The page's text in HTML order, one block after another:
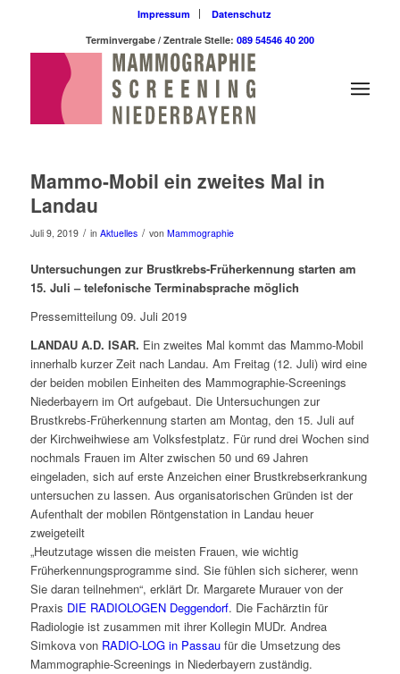
Impressum
Datenschutz
Terminvergabe / Zentrale Stelle: 089 54546 40 200
Mammo-Mobil ein zweites Mal in
Landau
Juli 9, 2019 / in Aktuelles / von Mammographie
Untersuchungen zur Brustkrebs-Früherkennung starten am
15. Juli – telefonische Terminabsprache möglich
Pressemitteilung 09. Juli 2019
LANDAU A.D. ISAR. Ein zweites Mal kommt das Mammo-Mobil
innerhalb kurzer Zeit nach Landau. Am Freitag (12. Juli) wird eine
der beiden mobilen Einheiten des Mammographie-Screenings
Niederbayern im Ort aufgebaut. Die Untersuchungen zur
Brustkrebs-Früherkennung starten am Montag, den 15. Juli auf
der Kirchweihwiese am Volksfestplatz. Für rund drei Wochen sind
nochmals Frauen im Alter zwischen 50 und 69 Jahren
eingeladen, sich auf erste Anzeichen einer Brustkrebserkrankung
untersuchen zu lassen. Aus organisatorischen Gründen ist der
Aufenthalt der mobilen Röntgenstation in Landau heuer
zweigeteilt
„Heutzutage wissen die meisten Frauen, wie wichtig
Früherkennungsprogramme sind. Sie fühlen sich sicherer, wenn
Sie daran teilnehmen“, erklärt Dr. Margarete Murauer von der
Praxis DIE RADIOLOGEN Deggendorf. Die Fachärztin für
Radiologie ist zusammen mit ihrer Kollegin MUDr. Andrea
Simkova von RADIO-LOG in Passaufür die Umsetzung des
Mammographie-Screenings in Niederbayern zuständig.